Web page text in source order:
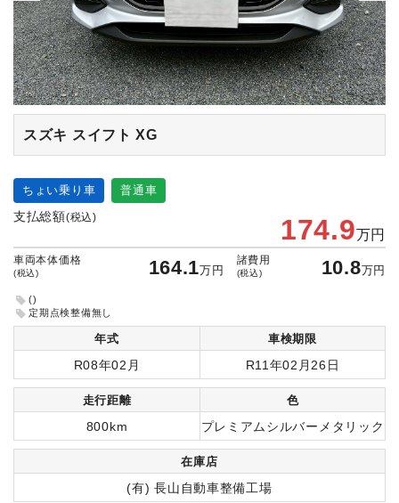
スズキ スイフトXG
ちょい乗り車 普通車
支払総額(税込) 174.9万円
車両本体価格
(税込) 164.1万円
諸費用
(税込) 10.8万円
()
定期点検整備無し
年式 車検期限
R08年02月 R11年02月26日
走行距離 色
800km プレミアムシルバーメタリック
在庫店
(有) 長山自動車整備工場